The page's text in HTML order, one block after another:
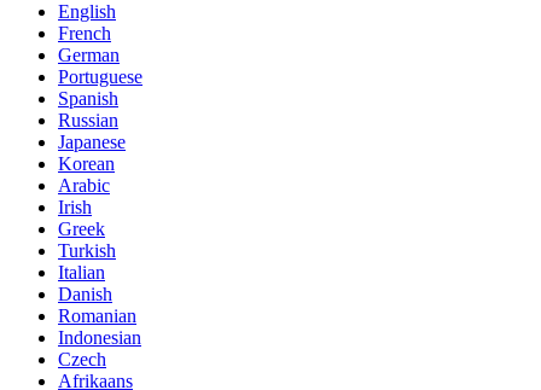
English
French
German
Portuguese
Spanish
Russian
Japanese
Korean
Arabic
Irish
Greek
Turkish
Italian
Danish
Romanian
Indonesian
Czech
Afrikaans